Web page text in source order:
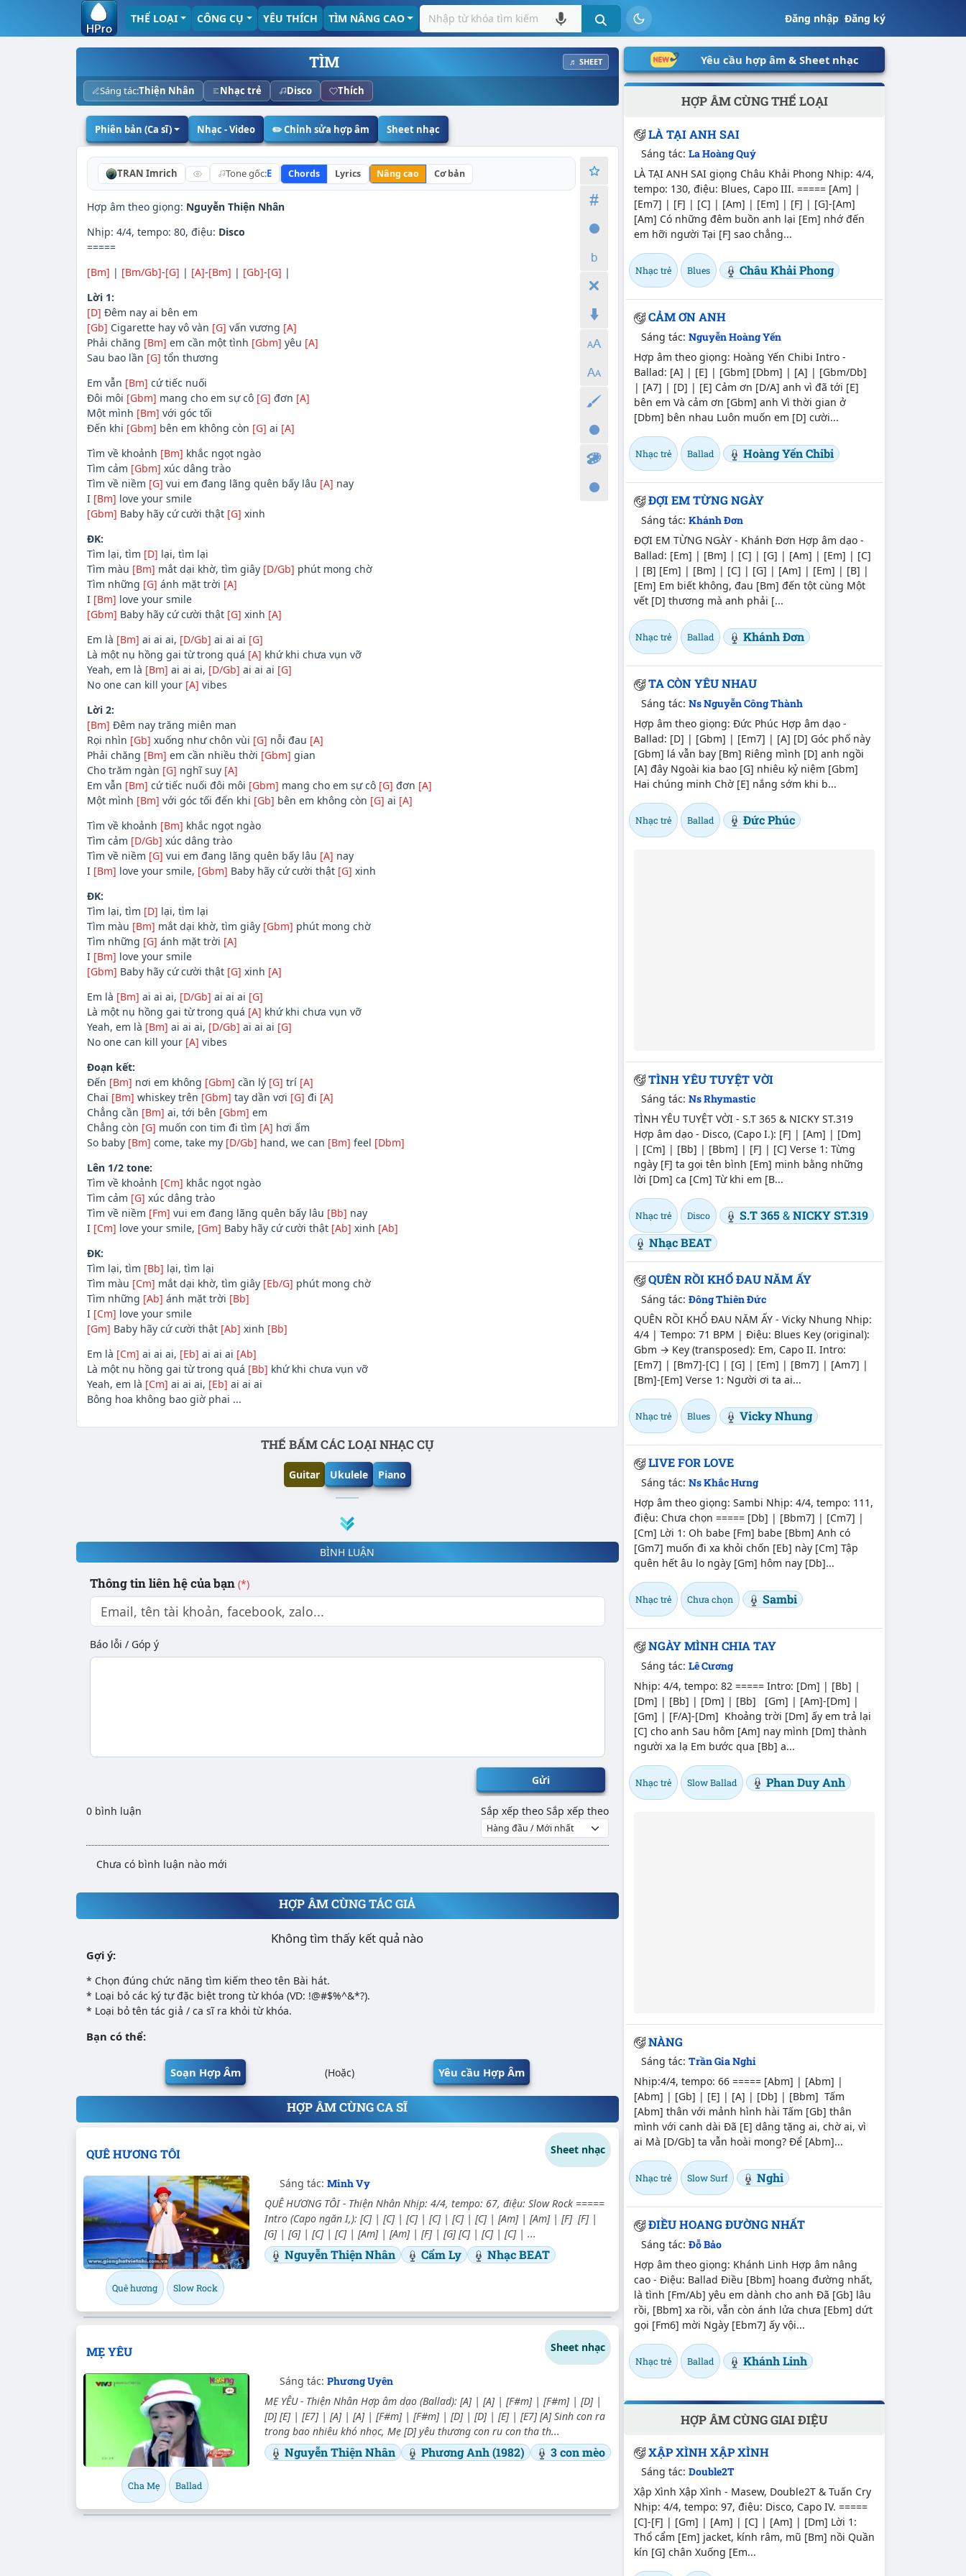
Đăng nhập|Đăng ký
THỂ LOẠI CÔNG CỤ YÊU THÍCH TÌM NÂNG CAO
TÌM ♬ SHEET
Sáng tác:Thiện Nhân Nhạc trẻ Disco Thích
Phiên bản (Ca sĩ) Nhạc - Video ✏️ Chỉnh sửa hợp âm Sheet nhạc
TRAN Imrich Tone gốc:E Chords Lyrics Nâng cao Cơ bản
Hợp âm theo giọng: Nguyễn Thiện Nhân
Nhịp: 4/4, tempo: 80, điệu: Disco
=====
[Bm] | [Bm/Gb]-[G] | [A]-[Bm] | [Gb]-[G] |
Lời 1:
[D] Đêm nay ai bên em
[Gb] Cigarette hay vô vàn [G] vấn vương [A]
Phải chăng [Bm] em cần một tình [Gbm] yêu [A]
Sau bao lần [G] tổn thương
Em vẫn [Bm] cứ tiếc nuối
Đôi môi [Gbm] mang cho em sự cô [G] đơn [A]
Một mình [Bm] với góc tối
Đến khi [Gbm] bên em không còn [G] ai [A]
Tìm về khoảnh [Bm] khắc ngọt ngào
Tìm cảm [Gbm] xúc dâng trào
Tìm về niềm [G] vui em đang lãng quên bấy lâu [A] nay
I [Bm] love your smile
[Gbm] Baby hãy cứ cười thật [G] xinh
ĐK:
Tìm lại, tìm [D] lại, tìm lại
Tìm màu [Bm] mắt dại khờ, tìm giây [D/Gb] phút mong chờ
Tìm những [G] ánh mặt trời [A]
I [Bm] love your smile
[Gbm] Baby hãy cứ cười thật [G] xinh [A]
Em là [Bm] ai ai ai, [D/Gb] ai ai ai [G]
Là một nụ hồng gai từ trong quá [A] khứ khi chưa vụn vỡ
Yeah, em là [Bm] ai ai ai, [D/Gb] ai ai ai [G]
No one can kill your [A] vibes
Lời 2:
[Bm] Đêm nay trăng miên man
Rọi nhìn [Gb] xuống như chôn vùi [G] nỗi đau [A]
Phải chăng [Bm] em cần nhiều thời [Gbm] gian
Cho trăm ngàn [G] nghĩ suy [A]
Em vẫn [Bm] cứ tiếc nuối đôi môi [Gbm] mang cho em sự cô [G] đơn [A]
Một mình [Bm] với góc tối đến khi [Gb] bên em không còn [G] ai [A]
Tìm về khoảnh [Bm] khắc ngọt ngào
Tìm cảm [D/Gb] xúc dâng trào
Tìm về niềm [G] vui em đang lãng quên bấy lâu [A] nay
I [Bm] love your smile, [Gbm] Baby hãy cứ cười thật [G] xinh
ĐK:
Tìm lại, tìm [D] lại, tìm lại
Tìm màu [Bm] mắt dại khờ, tìm giây [Gbm] phút mong chờ
Tìm những [G] ánh mặt trời [A]
I [Bm] love your smile
[Gbm] Baby hãy cứ cười thật [G] xinh [A]
Em là [Bm] ai ai ai, [D/Gb] ai ai ai [G]
Là một nụ hồng gai từ trong quá [A] khứ khi chưa vụn vỡ
Yeah, em là [Bm] ai ai ai, [D/Gb] ai ai ai [G]
No one can kill your [A] vibes
Đoạn kết:
Đến [Bm] nơi em không [Gbm] cần lý [G] trí [A]
Chai [Bm] whiskey trên [Gbm] tay dần vơi [G] đi [A]
Chẳng cần [Bm] ai, tới bên [Gbm] em
Chẳng còn [G] muốn con tim đi tìm [A] hơi ấm
So baby [Bm] come, take my [D/Gb] hand, we can [Bm] feel [Dbm]
Lên 1/2 tone:
Tìm về khoảnh [Cm] khắc ngọt ngào
Tìm cảm [G] xúc dâng trào
Tìm về niềm [Fm] vui em đang lãng quên bấy lâu [Bb] nay
I [Cm] love your smile, [Gm] Baby hãy cứ cười thật [Ab] xinh [Ab]
ĐK:
Tìm lại, tìm [Bb] lại, tìm lại
Tìm màu [Cm] mắt dại khờ, tìm giây [Eb/G] phút mong chờ
Tìm những [Ab] ánh mặt trời [Bb]
I [Cm] love your smile
[Gm] Baby hãy cứ cười thật [Ab] xinh [Bb]
Em là [Cm] ai ai ai, [Eb] ai ai ai [Ab]
Là một nụ hồng gai từ trong quá [Bb] khứ khi chưa vụn vỡ
Yeah, em là [Cm] ai ai ai, [Eb] ai ai ai
Bông hoa không bao giờ phai ...
THẾ BẤM CÁC LOẠI NHẠC CỤ
Guitar Ukulele Piano
BÌNH LUẬN
Thông tin liên hệ của bạn (*)
Báo lỗi / Góp ý
Gửi
0 bình luận Sắp xếp theo Sắp xếp theo
Chưa có bình luận nào mới
HỢP ÂM CÙNG TÁC GIẢ
Không tìm thấy kết quả nào
Gợi ý:
* Chọn đúng chức năng tìm kiếm theo tên Bài hát.
* Loại bỏ các ký tự đặc biệt trong từ khóa (VD: !@#$%^&*?).
* Loại bỏ tên tác giả / ca sĩ ra khỏi từ khóa.
Bạn có thể:
Soạn Hợp Âm (Hoặc) Yêu cầu Hợp Âm
HỢP ÂM CÙNG CA SĨ
QUÊ HƯƠNG TÔI Sheet nhạc
Quê hương Slow Rock
Sáng tác: Minh Vy
QUÊ HƯƠNG TÔI - Thiện Nhân Nhịp: 4/4, tempo: 67, điệu: Slow Rock =====
Intro (Capo ngăn I,): [C] | [C] | [C] | [C] | [C] | [C] | [Am] | [Am] | [F] [F] |
[G] | [G] | [C] | [C] | [Am] | [Am] | [F] | [G] [C] | [C] | [C] | ...
Nguyễn Thiện Nhân Cẩm Ly Nhạc BEAT
MẸ YÊU Sheet nhạc
Cha Mẹ Ballad
Sáng tác: Phương Uyên
MẸ YÊU - Thiện Nhân Hợp âm dạo (Ballad): [A] | [A] | [F#m] | [F#m] | [D] |
[D] [E] | [E7] | [A] | [A] | [F#m] | [F#m] | [D] | [D] | [E] | [E7] [A] Sinh con ra
trong bao nhiêu khó nhọc, Mẹ [D] yêu thương con ru con tha th...
Nguyễn Thiện Nhân Phương Anh (1982) 3 con mèo
Yêu cầu hợp âm & Sheet nhạc
HỢP ÂM CÙNG THỂ LOẠI
LÀ TẠI ANH SAI
Sáng tác:La Hoàng Quý
LÀ TẠI ANH SAI giọng Châu Khải Phong Nhịp: 4/4,
tempo: 130, điệu: Blues, Capo III. ===== [Am] |
[Em7] | [F] | [C] | [Am] | [Em] | [F] | [G]-[Am]
[Am] Có những đêm buồn anh lại [Em] nhớ đến
em hỡi người Tại [F] sao chẳng...
Nhạc trẻ Blues Châu Khải Phong
CẢM ƠN ANH
Sáng tác:Nguyễn Hoàng Yến
Hợp âm theo giọng: Hoàng Yến Chibi Intro -
Ballad: [A] | [E] | [Gbm] [Dbm] | [A] | [Gbm/Db]
| [A7] | [D] | [E] Cảm ơn [D/A] anh vì đã tới [E]
bên em Và cảm ơn [Gbm] anh Vì thời gian ở
[Dbm] bên nhau Luôn muốn em [D] cười...
Nhạc trẻ Ballad Hoàng Yến Chibi
ĐỢI EM TỪNG NGÀY
Sáng tác:Khánh Đơn
ĐỢI EM TỪNG NGÀY - Khánh Đơn Hợp âm dạo -
Ballad: [Em] | [Bm] | [C] | [G] | [Am] | [Em] | [C]
| [B] [Em] | [Bm] | [C] | [G] | [Am] | [Em] | [B] |
[Em] Em biết không, đau [Bm] đến tột cùng Một
vết [D] thương mà anh phải [...
Nhạc trẻ Ballad Khánh Đơn
TA CÒN YÊU NHAU
Sáng tác:Ns Nguyễn Công Thành
Hợp âm theo giọng: Đức Phúc Hợp âm dạo -
Ballad: [D] | [Gbm] | [Em7] | [A] [D] Góc phố này
[Gbm] lá vẫn bay [Bm] Riêng mình [D] anh ngồi
[A] đây Ngoài kia bao [G] nhiêu kỷ niệm [Gbm]
Hai chúng minh Chờ [E] nắng sớm khi b...
Nhạc trẻ Ballad Đức Phúc
TÌNH YÊU TUYỆT VỜI
Sáng tác:Ns Rhymastic
TÌNH YÊU TUYỆT VỜI - S.T 365 & NICKY ST.319
Hợp âm dạo - Disco, (Capo I.): [F] | [Am] | [Dm]
| [Cm] | [Bb] | [Bbm] | [F] | [C] Verse 1: Từng
ngày [F] ta gọi tên bình [Em] minh bằng những
lời [Dm] ca [Cm] Từ khi em [B...
Nhạc trẻ Disco S.T 365 &NICKY ST.319
Nhạc BEAT
QUÊN RỒI KHỔ ĐAU NĂM ẤY
Sáng tác:Đông Thiên Đức
QUÊN RỒI KHỔ ĐAU NĂM ẤY - Vicky Nhung Nhịp:
4/4 | Tempo: 71 BPM | Điệu: Blues Key (original):
Gbm → Key (transposed): Em, Capo II. Intro:
[Em7] | [Bm7]-[C] | [G] | [Em] | [Bm7] | [Am7] |
[Bm]-[Em] Verse 1: Người ơi ta ai...
Nhạc trẻ Blues Vicky Nhung
LIVE FOR LOVE
Sáng tác:Ns Khắc Hưng
Hợp âm theo giọng: Sambi Nhịp: 4/4, tempo: 111,
điệu: Chưa chọn ===== [Db] | [Bbm7] | [Cm7] |
[Cm] Lời 1: Oh babe [Fm] babe [Bbm] Anh có
[Gm7] muốn đi xa khỏi chốn [Eb] này [Cm] Tập
quên hết âu lo ngày [Gm] hôm nay [Db]...
Nhạc trẻ Chưa chọn Sambi
NGÀY MÌNH CHIA TAY
Sáng tác:Lê Cương
Nhịp: 4/4, tempo: 82 ===== Intro: [Dm] | [Bb] |
[Dm] | [Bb] | [Dm] | [Bb] [Gm] | [Am]-[Dm] |
[Gm] | [F/A]-[Dm] Khoảng trời [Dm] ấy em trả lại
[C] cho anh Sau hôm [Am] nay mình [Dm] thành
người xa lạ Em bước qua [Bb] a...
Nhạc trẻ Slow Ballad Phan Duy Anh
NÀNG
Sáng tác:Trần Gia Nghi
Nhịp:4/4, tempo: 66 ===== [Abm] | [Abm] |
[Abm] | [Gb] | [E] | [A] | [Db] | [Bbm] Tấm
[Abm] thân với mảnh hình hài Tấm [Gb] thân
mình với canh dài Đã [E] dâng tặng ai, chờ ai, vì
ai Mà [D/Gb] ta vẫn hoài mong? Để [Abm]...
Nhạc trẻ Slow Surf Nghi
ĐIỀU HOANG ĐƯỜNG NHẤT
Sáng tác:Đỗ Bảo
Hợp âm theo giọng: Khánh Linh Hợp âm nâng
cao - Điệu: Ballad Điều [Bbm] hoang đường nhất,
là tình [Fm/Ab] yêu em dành cho anh Đã [Gb] lâu
rồi, [Bbm] xa rồi, vẫn còn ánh lửa chưa [Ebm] dứt
gọi [Fm6] mời Ngày [Ebm7] ấy vội...
Nhạc trẻ Ballad Khánh Linh
HỢP ÂM CÙNG GIAI ĐIỆU
XẬP XÌNH XẬP XÌNH
Sáng tác:Double2T
Xập Xình Xập Xình - Masew, Double2T & Tuấn Cry
Nhịp: 4/4, tempo: 97, điệu: Disco, Capo IV. =====
[C]-[F] | [Gm] | [Am] | [C] | [Am] | [Dm] Lời 1:
Thổ cẩm [Em] jacket, kính râm, mũ [Bm] nồi Quần
kín [G] chân Xuống [Em...